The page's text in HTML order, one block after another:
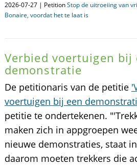
2026-07-27 | PetitionStop de uitroeiing van
Bonaire, voordat het te laat is
Verbied voertuigen bij
demonstratie
De petitionaris van de petitie
voertuigen bij een
petitie te ondertekenen.
maken zich in appgroepen
nieuwe demonstraties, staat
daarom moeten trekkers die